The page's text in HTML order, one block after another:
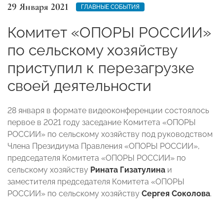
29 Января 2021 ГЛАВНЫЕ СОБЫТИЯ
Комитет «ОПОРЫ РОССИИ»
по сельскому хозяйству
приступил к перезагрузке
своей деятельности
28 января в формате видеоконференции состоялось
первое в 2021 году заседание Комитета «ОПОРЫ
РОССИИ» по сельскому хозяйству под руководством
Члена Президиума Правления «ОПОРЫ РОССИИ»,
председателя Комитета «ОПОРЫ РОССИИ» по
сельскому хозяйству Рината Гизатулина и
заместителя председателя Комитета «ОПОРЫ
РОССИИ» по сельскому хозяйству Сергея Соколова.